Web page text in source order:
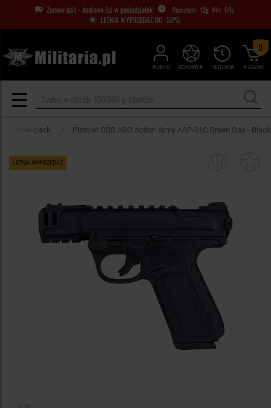
Zamów dziś - dostawa już w poniedziałek 12g 44m 03s
LETNIA WYPRZEDAŻ DO -50%
KONTO HISTORIA
SCHOWEK KOSZYK
0
blow-back Pistolet GBB ASG Action Army AAP-01C Green Gas - Black
LETNIA WYPRZEDAŻ